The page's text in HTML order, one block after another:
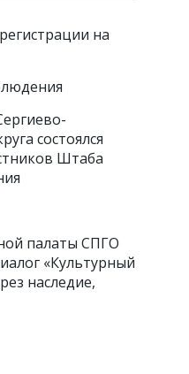
на
состоялся
Штаба
палаты СПГО
«Культурный
наследие,